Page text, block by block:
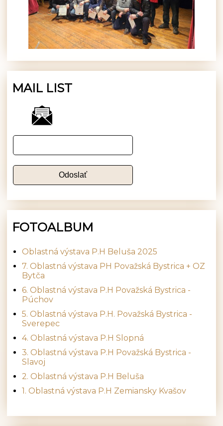
MAIL LIST
FOTOALBUM
Oblastná výstava P.H Beluša 2025
7. Oblastná výstava PH Považská Bystrica + OZ
Bytča
6. Oblastná výstava P.H Považská Bystrica -
Púchov
5. Oblastná výstava P.H. Považská Bystrica -
Sverepec
4. Oblastná výstava P.H Slopná
3. Oblastná výstava P.H Považská Bystrica -
Slavoj
2. Oblastná výstava P.H Beluša
1. Oblastná výstava P.H Zemiansky Kvašov